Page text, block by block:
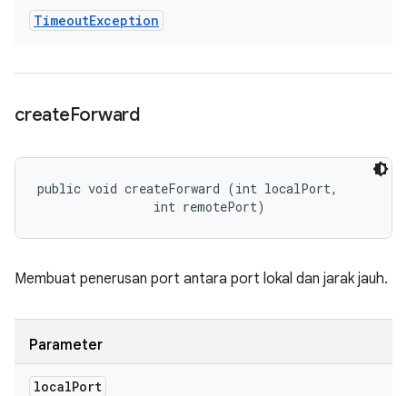
TimeoutException
createForward
public void createForward (int localPort,
                int remotePort)
Membuat penerusan port antara port lokal dan jarak jauh.
Parameter
localPort